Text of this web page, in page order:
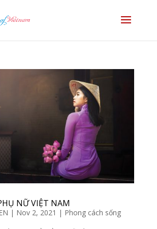
NỮ VIỆT NAM
| Nov 2, 2021 | Phong cách sống